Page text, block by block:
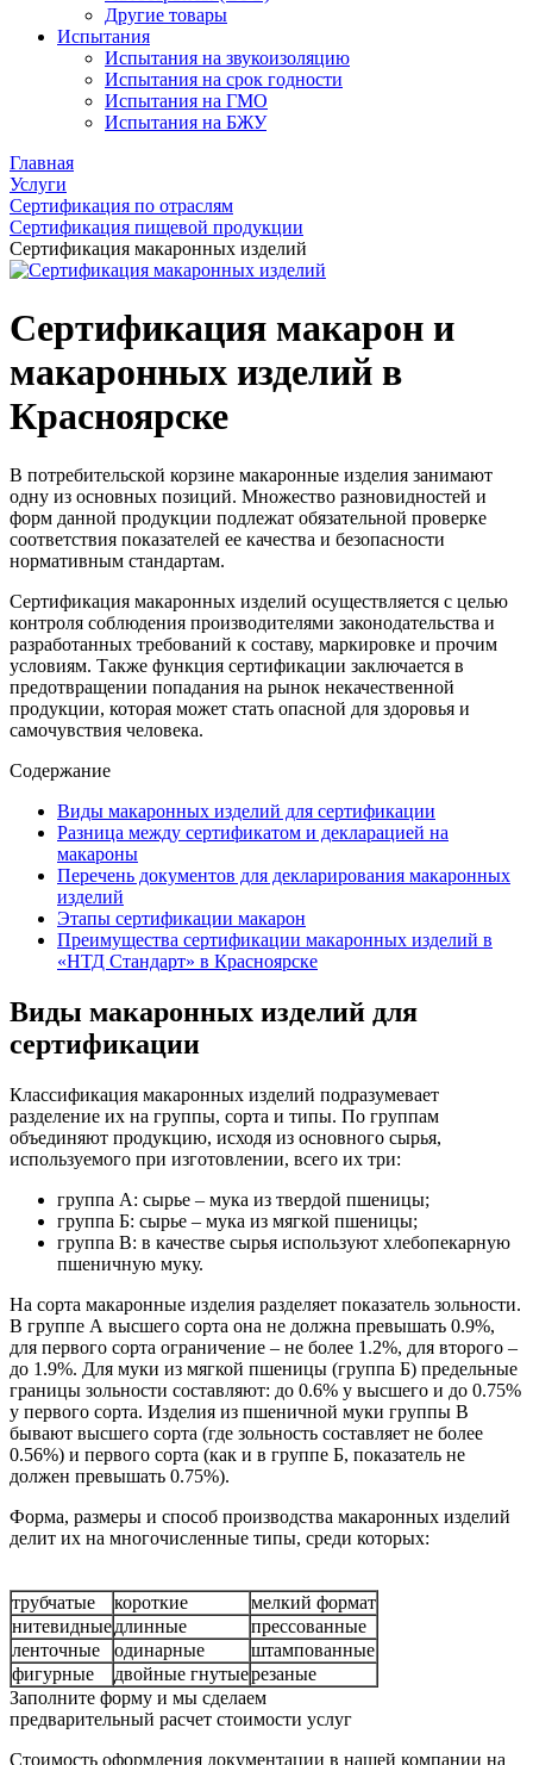
Другие товары
Испытания
Испытания на звукоизоляцию
Испытания на срок годности
Испытания на ГМО
Испытания на БЖУ
Главная
Услуги
Сертификация по отраслям
Сертификация пищевой продукции
Сертификация макаронных изделий
Сертификация макарон и
макаронных изделий в
Красноярске
В потребительской корзине макаронные изделия занимают
одну из основных позиций. Множество разновидностей и
форм данной продукции подлежат обязательной проверке
соответствия показателей ее качества и безопасности
нормативным стандартам.
Сертификация макаронных изделий осуществляется с целью
контроля соблюдения производителями законодательства и
разработанных требований к составу, маркировке и прочим
условиям. Также функция сертификации заключается в
предотвращении попадания на рынок некачественной
продукции, которая может стать опасной для здоровья и
самочувствия человека.
Содержание
Виды макаронных изделий для сертификации
Разница между сертификатом и декларацией на
макароны
Перечень документов для декларирования макаронных
изделий
Этапы сертификации макарон
Преимущества сертификации макаронных изделий в
«НТД Стандарт» в Красноярске
Виды макаронных изделий для
сертификации
Классификация макаронных изделий подразумевает
разделение их на группы, сорта и типы. По группам
объединяют продукцию, исходя из основного сырья,
используемого при изготовлении, всего их три:
группа А: сырье – мука из твердой пшеницы;
группа Б: сырье – мука из мягкой пшеницы;
группа В: в качестве сырья используют хлебопекарную
пшеничную муку.
На сорта макаронные изделия разделяет показатель зольности.
В группе А высшего сорта она не должна превышать 0.9%,
для первого сорта ограничение – не более 1.2%, для второго –
до 1.9%. Для муки из мягкой пшеницы (группа Б) предельные
границы зольности составляют: до 0.6% у высшего и до 0.75%
у первого сорта. Изделия из пшеничной муки группы В
бывают высшего сорта (где зольность составляет не более
0.56%) и первого сорта (как и в группе Б, показатель не
должен превышать 0.75%).
Форма, размеры и способ производства макаронных изделий
делит их на многочисленные типы, среди которых:
трубчатые короткие
мелкий формат
нитевидныедлинные
прессованные
ленточные
одинарные
штампованные
фигурные
двойные гнутыерезаные
Заполните форму и мы сделаем
предварительный расчет стоимости услуг
Стоимость оформления документации в нашей компании на